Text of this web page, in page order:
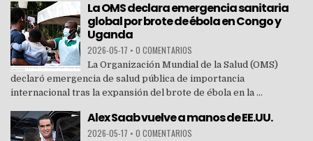
La OMS declara emergencia sanitaria
global por brote de ébola en Congo y
Uganda
2026-05-17 • 0 COMENTARIOS
La Organización Mundial de la Salud (OMS)
declaró emergencia de salud pública de importancia
internacional tras la expansión del brote de ébola en la ...
Alex Saab vuelve a manos de EE.UU.
2026-05-17 • 0 COMENTARIOS